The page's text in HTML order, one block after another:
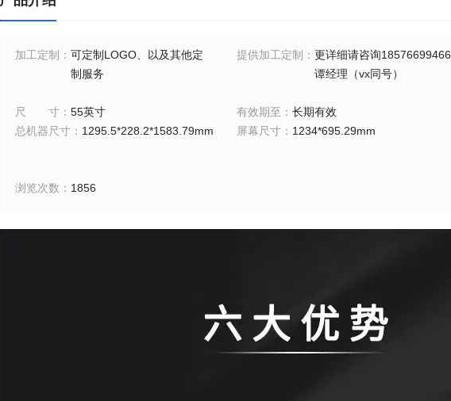
加工定制 ： 可定制LOGO、以及其他定
制服务
提供加工定制 ： 更详细请咨询18576699466
谭经理（vx同号）
尺寸 ： 55英寸 有效期至 ： 长期有效
总机器尺寸 ： 1295.5*228.2*1583.79mm 屏幕尺寸： 1234*695.29mm
浏览次数 ： 1856